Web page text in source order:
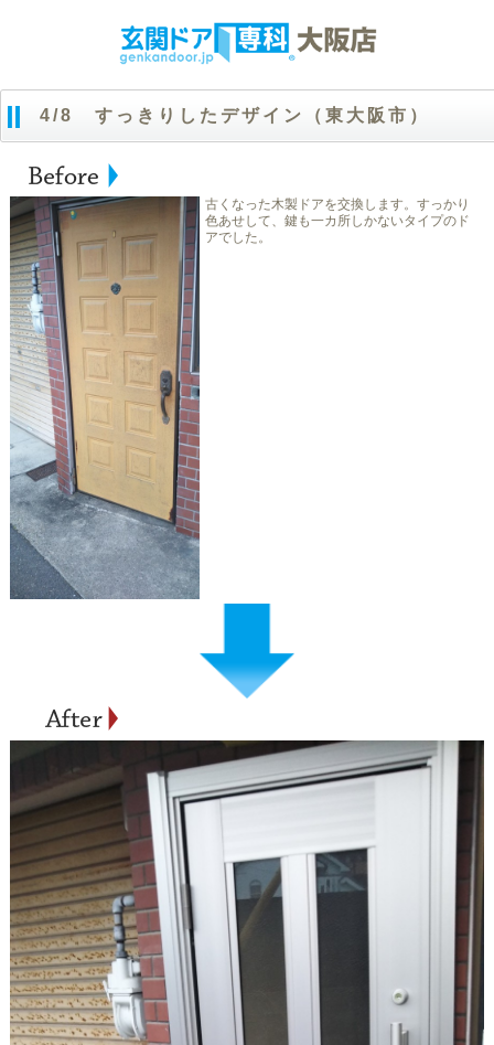
4/8 すっきりしたデザイン（東大阪市）
古くなった木製ドアを交換します。すっかり
色あせして、鍵も一カ所しかないタイプのド
アでした。